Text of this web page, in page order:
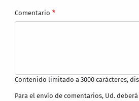
Comentario
Contenido limitado a 3000 carácteres,
Para el envío de comentarios, Ud.